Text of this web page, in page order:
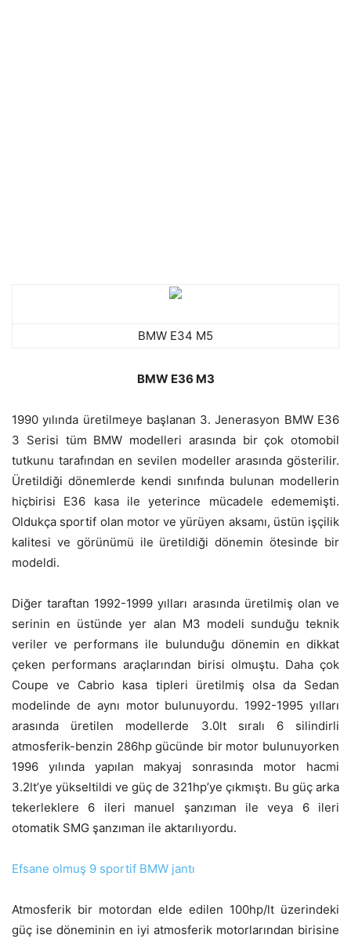
BMW E34 M5
BMW E36 M3
1990 yılında üretilmeye başlanan 3. Jenerasyon BMW E36
3 Serisi tüm BMW modelleri arasında bir çok otomobil
tutkunu tarafından en sevilen modeller arasında gösterilir.
Üretildiği dönemlerde kendi sınıfında bulunan modellerin
hiçbirisi E36 kasa ile yeterince mücadele edememişti.
Oldukça sportif olan motor ve yürüyen aksamı, üstün işçilik
kalitesi ve görünümü ile üretildiği dönemin ötesinde bir
modeldi.
Diğer taraftan 1992-1999 yılları arasında üretilmiş olan ve
serinin en üstünde yer alan M3 modeli sunduğu teknik
veriler ve performans ile bulunduğu dönemin en dikkat
çeken performans araçlarından birisi olmuştu. Daha çok
Coupe ve Cabrio kasa tipleri üretilmiş olsa da Sedan
modelinde de aynı motor bulunuyordu. 1992-1995 yılları
arasında üretilen modellerde 3.0lt sıralı 6 silindirli
atmosferik-benzin 286hp gücünde bir motor bulunuyorken
1996 yılında yapılan makyaj sonrasında motor hacmi
3.2lt’ye yükseltildi ve güç de 321hp’ye çıkmıştı. Bu güç arka
tekerleklere 6 ileri manuel şanzıman ile veya 6 ileri
otomatik SMG şanzıman ile aktarılıyordu.
Efsane olmuş 9 sportif BMW jantı
Atmosferik bir motordan elde edilen 100hp/lt üzerindeki
güç ise döneminin en iyi atmosferik motorlarından birisine